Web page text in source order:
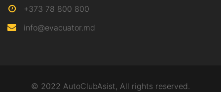
+373 78 800 800
info@evacuator.md
© 2022 AutoClubAsist, All rights reserved.